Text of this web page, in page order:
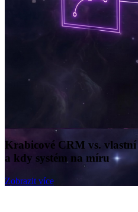
Krabicové CRM vs.
a kdy systém na míru
Zobrazit více